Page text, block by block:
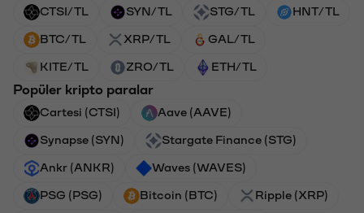
CTSI/TL SYN/TL STG/TL HNT/TL
BTC/TL XRP/TL GAL/TL
KITE/TL ZRO/TL ETH/TL
Popüler kripto paralar
Cartesi (CTSI) Aave (AAVE)
Synapse (SYN) Stargate Finance (STG)
Ankr (ANKR) Waves (WAVES)
PSG (PSG) Bitcoin (BTC) Ripple (XRP)